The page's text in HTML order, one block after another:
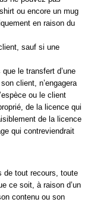
ou encore un mug
en raison du
sauf si une
le transfert d’une
client, n’engagera
ou le client
de la licence qui
de la licence
qui contreviendrait
de tout recours, toute
ce soit, à raison d’un
contenu ou son